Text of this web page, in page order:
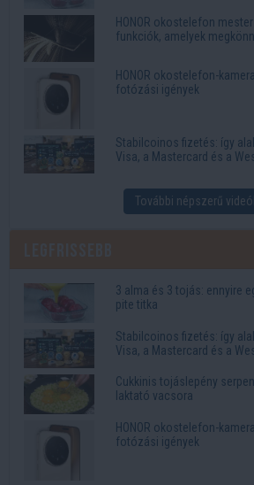
HONOR okostelefon
funkciók, amelyek
HONOR okostelefon-
fotózási igények
Stabilcoinos fizetés: így
Visa, a Mastercard és a
További népszerű
3 alma és 3 tojás: ennyire
pite titka
Stabilcoinos fizetés: így
Visa, a Mastercard és a
Cukkinis tojáslepény
laktató vacsora
HONOR okostelefon-
fotózási igények